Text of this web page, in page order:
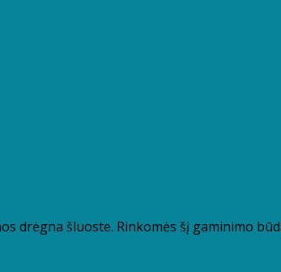
drėgna šluoste. Rinkomės šį gaminimo